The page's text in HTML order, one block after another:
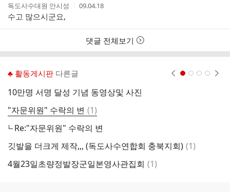
스
작
성
자
독도사수대원 안시성
작
간
09.04.18
수고 많으시군요,
댓글 전체보기
♣ 활동게시판 다른글
10만명 서명 달성 기념 동영상및 사진
"자문위원" 수락의 변 댓
글
(1)
Re:"자문위원" 수락의 변
깃발을 더크게 제작,,, (독도사수연합회 충북지회) 댓
(1)
4월23일초량정발장군일본영사관집회 댓
(1)